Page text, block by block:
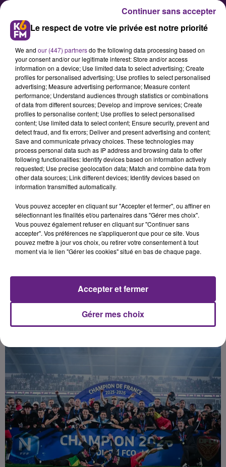
Foot : Découvrez le calendrier du
DFCO pour la saison de Ligue 2
2026-2027
Promu en Ligue 2 après son titre de
champion de National, le DFCO
connaît désormais tous ses
La Ligue 2 a dévoilé cet après-midi
la programmation de l’ensemble
des rencontres de l'exercice 2026-
2027.
Publié : 10 juin 2026 à 18h45 par
Thomas Nataf
Le respect de votre vie privée est notre priorité
We and our (447) partnersdo the following data processing based on
your consent and/or our legitimate interest: Store and/or access
information on a device; Use limited data to select advertising; Create
profiles for personalised advertising; Use profiles to select personalised
advertising; Measure advertising performance; Measure content
performance; Understand audiences through statistics or combinations
of data from different sources; Develop and improve services; Create
profiles to personalise content; Use profiles to select personalised
content; Use limited data to select content; Ensure security, prevent and
detect fraud, and fix errors; Deliver and present advertising and content;
Save and communicate privacy choices. These technologies may
process personal data such as IP address and browsing data to offer
following functionalities: Identify devices based on information actively
requested; Use precise geolocation data; Match and combine data from
other data sources; Link different devices; Identify devices based on
information transmitted automatically.
Vous pouvez accepter en cliquant sur "Accepter et fermer", ou affiner en
sélectionnant les finalités et/ou partenaires dans "Gérer mes choix".
Vous pouvez également refuser en cliquant sur "Continuer sans
accepter". Vos préférences ne s'appliqueront que pour ce site. Vous
pouvez mettre à jour vos choix, ou retirer votre consentement à tout
moment via le lien "Gérer les cookies" situé en bas de chaque page.
Gérer mes choix
Accepter et fermer
Continuer sans accepter